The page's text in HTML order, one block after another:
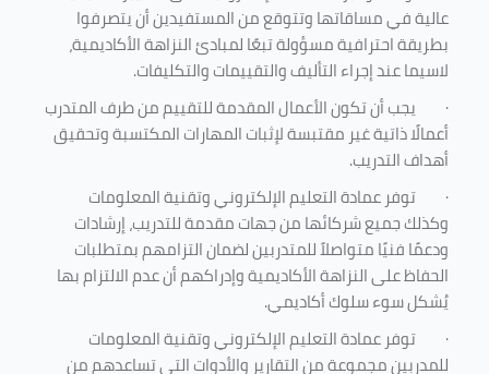
عالية في مساقاتها وتتوقع من المستفيدين أن يتصرفوا
بطريقة احترافية مسؤولة تبعًا لمبادئ النزاهة الأكاديمية،
لاسيما عند إجراء التأليف والتقييمات والتكليفات.
· يجب أن تكون الأعمال المقدمة للتقييم من طرف المتدرب
أعمالًا ذاتية غير مقتبسة لإثبات المهارات المكتسبة وتحقيق
أهداف التدريب.
· توفر عمادة التعليم الإلكتروني وتقنية المعلومات
وكذلك جميع شركائها من جهات مقدمة للتدريب، إرشادات
ودعمًا فنيًا متواصلاً للمتدربين لضمان التزامهم بمتطلبات
الحفاظ على النزاهة الأكاديمية وإدراكهم أن عدم الالتزام بها
يُشكل سوء سلوك أكاديمي.
· توفر عمادة التعليم الإلكتروني وتقنية المعلومات
للمدربين مجموعة من التقارير والأدوات التي تساعدهم من